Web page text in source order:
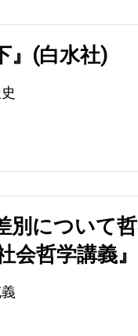
』(白水社)
別について
会哲学講義